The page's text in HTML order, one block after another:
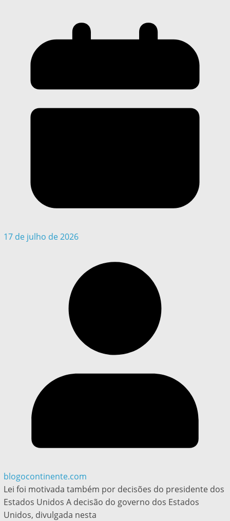
17 de julho de 2026
blogocontinente.com
Lei foi motivada também por decisões do presidente dos
Estados Unidos A decisão do governo dos Estados
Unidos, divulgada nesta